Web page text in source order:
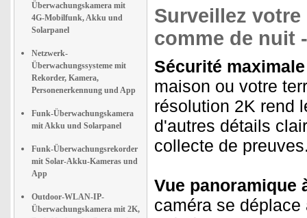
Überwachungskamera mit
4G-Mobilfunk, Akku und
Solarpanel
Netzwerk-
Überwachungssysteme mit
Rekorder, Kamera,
Personenerkennung und App
Funk-Überwachungskamera
mit Akku und Solarpanel
Funk-Überwachungsrekorder
mit Solar-Akku-Kameras und
App
Outdoor-WLAN-IP-
Überwachungskamera mit 2K,
Surveillez
comme de nuit
Sécurité
maison ou votre
résolution 2K rend
d'autres détails
collecte de
Vue panoramique
caméra se